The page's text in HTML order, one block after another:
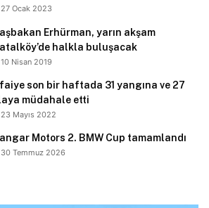
27 Ocak 2023
Erhürman, yarın akşam
halkla buluşacak
10 Nisan 2019
son bir haftada 31 yangına ve 27
müdahale etti
23 Mayıs 2022
Motors 2. BMW Cup tamamlandı
30 Temmuz 2026